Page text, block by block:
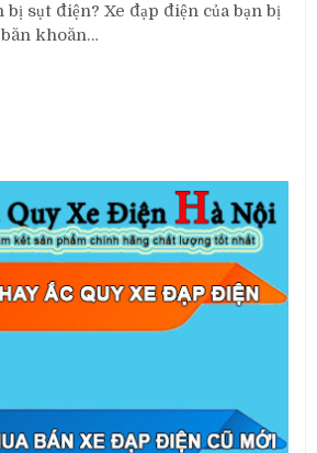
bị sụt điện? Xe đạp điện của bạn bị
khoăn…